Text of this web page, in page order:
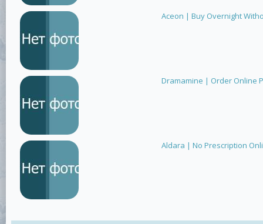
Aceon | Buy Overnight
Dramamine | Order Online
Aldara | No Prescription